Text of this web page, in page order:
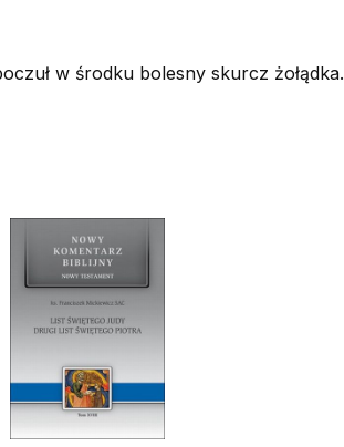
w środku bolesny skurcz żołądka.